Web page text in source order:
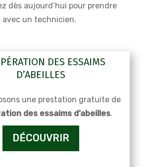
dès aujourd’hui pour prendre
un technicien.
DES ESSAIMS
D’ABEILLES
une prestation gratuite de
des essaims d’abeilles.
DÉCOUVRIR